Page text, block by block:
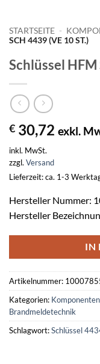
STARTSEITE -
SCH 4439 (VE 10 ST.)
Schlüssel HFM
€ 30,72 exkl.
inkl. MwSt.
zzgl. Versand
Lieferzeit: ca. 1-3
Hersteller Nummer:
Hersteller
IN
Artikelnummer:
Kategorien:
Brandmeldetechnik
Schlagwort:Schlüssel